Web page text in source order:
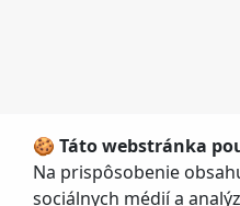
🍪 Táto webstránka
Na prispôsobenie
sociálnych médií a